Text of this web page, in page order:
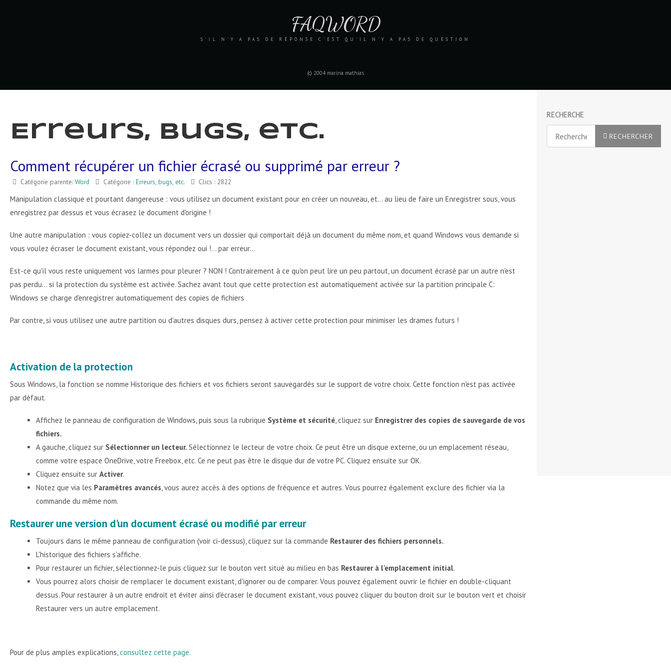
FAQWORD
S'IL N'Y A PAS DE RÉPONSE C'EST QU'IL N'Y A PAS DE QUESTION
(c) 2004 marina mathias
RECHERCHE
RECHERCHER
Erreurs, bugs, etc.
Comment récupérer un fichier écrasé ou supprimé par erreur ?
Catégorie parente: Word Catégorie : Erreurs, bugs, etc. Clics : 2822
Manipulation classique et pourtant dangereuse : vous utilisez un document existant pour en créer un nouveau, et... au lieu de faire un Enregistrer sous, vous
enregistrez par dessus et vous écrasez le document d'origine !
Une autre manipulation : vous copiez-collez un document vers un dossier qui comportait déjà un document du même nom, et quand Windows vous demande si
vous voulez écraser le document existant, vous répondez oui !... par erreur...
Est-ce qu'il vous reste uniquement vos larmes pour pleurer ? NON ! Contrairement à ce qu'on peut lire un peu partout, un document écrasé par un autre n'est
pas perdu... si la protection du système est activée. Sachez avant tout que cette protection est automatiquement activée sur la partition principale C:
Windows se charge d'enregistrer automatiquement des copies de fichiers
Par contre, si vous utilisez une autre partition ou d'autres disques durs, pensez à activer cette protection pour minimiser les drames futurs !
Activation de la protection
Sous Windows, la fonction se nomme Historique des fichiers et vos fichiers seront sauvegardés sur le support de votre choix. Cette fonction n'est pas activée
par défaut.
Affichez le panneau de configuration de Windows, puis sous la rubrique Système et sécurité, cliquez sur Enregistrer des copies de sauvegarde de vos
fichiers.
A gauche, cliquez sur Sélectionner un lecteur. Sélectionnez le lecteur de votre choix. Ce peut être un disque externe, ou un emplacement réseau,
comme votre espace OneDrive, votre Freebox, etc. Ce ne peut pas être le disque dur de votre PC. Cliquez ensuite sur OK.
Cliquez ensuite sur Activer.
Notez que via les Paramètres avancés, vous aurez accès à des options de fréquence et autres. Vous pourrez également exclure des fichier via la
commande du même nom.
Restaurer une version d'un document écrasé ou modifié par erreur
Toujours dans le même panneau de configuration (voir ci-dessus), cliquez sur la commande Restaurer des fichiers personnels.
L'historique des fichiers s'affiche.
Pour restaurer un fichier, sélectionnez-le puis cliquez sur le bouton vert situé au milieu en bas Restaurer à l'emplacement initial.
Vous pourrez alors choisir de remplacer le document existant, d'ignorer ou de comparer. Vous pouvez également ouvrir le fichier en double-cliquant
dessus. Pour restaurer à un autre endroit et éviter ainsi d'écraser le document existant, vous pouvez cliquer du bouton droit sur le bouton vert et choisir
Restaurer vers un autre emplacement.
Pour de plus amples explications,consultez cette page.